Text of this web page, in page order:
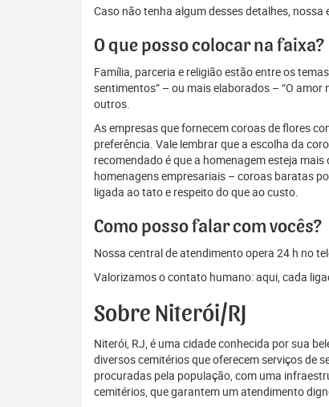
Caso não tenha algum desses detalhes,
O que posso colocar na faixa?
Família, parceria e religião estão entre os
sentimentos” – ou mais elaborados – “O amor
outros.
As empresas que fornecem coroas de flores
preferência. Vale lembrar que a escolha da
recomendado é que a homenagem esteja
homenagens empresariais – coroas baratas
ligada ao tato e respeito do que ao custo.
Como posso falar com vocês?
Nossa central de atendimento opera 24 h no
Valorizamos o contato humano: aqui, cada
Sobre Niterói/RJ
Niterói, RJ, é uma cidade conhecida por sua
diversos cemitérios que oferecem serviços de
procuradas pela população, com uma
cemitérios, que garantem um atendimento